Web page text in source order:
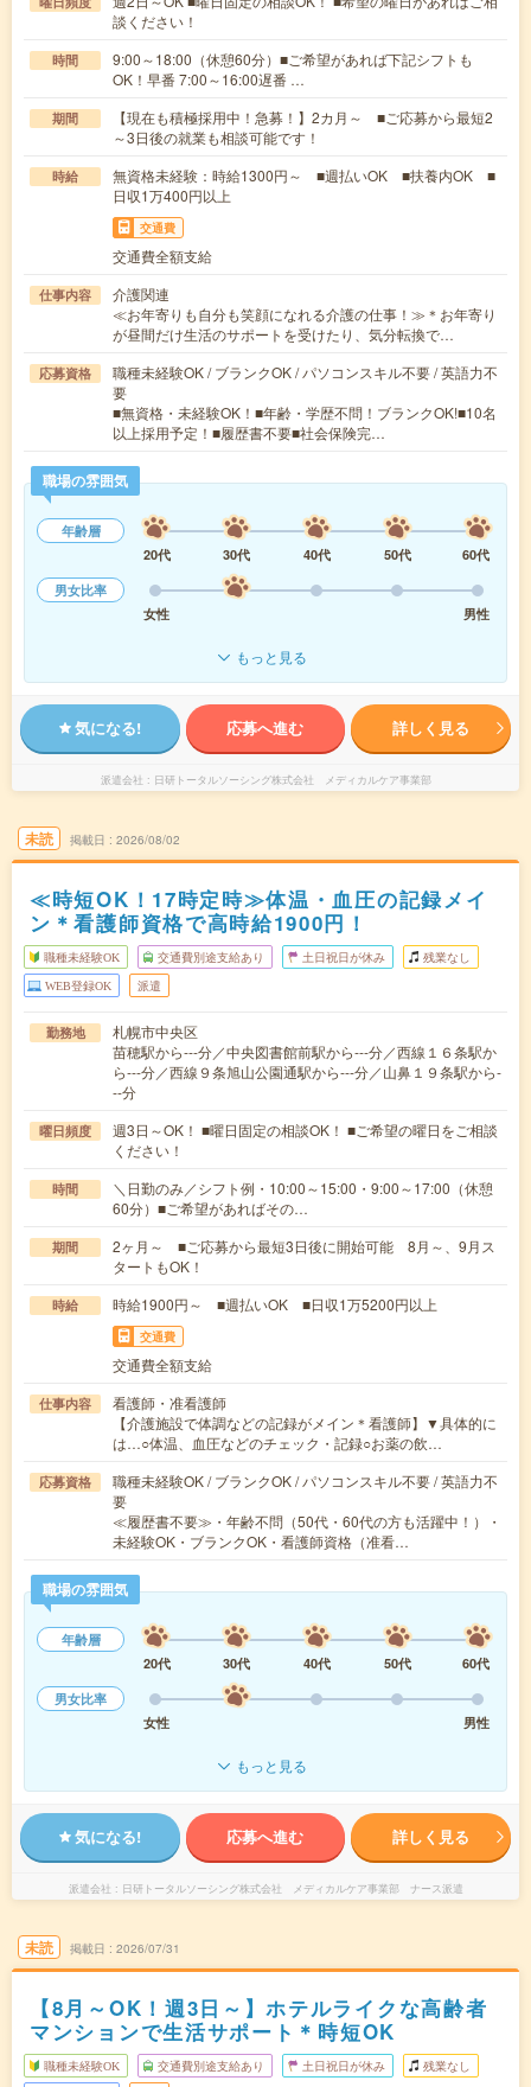
談ください！
時間
9:00～18:00（休憩60分）■ご希望があれば下記シフトも
OK！早番 7:00～16:00遅番 …
期間
【現在も積極採用中！急募！】2カ月～ ■ご応募から最短2
～3日後の就業も相談可能です！
時給
無資格未経験：時給1300円～ ■週払いOK ■扶養内OK ■
日収1万400円以上
交通費
交通費全額支給
仕事内容
介護関連
≪お年寄りも自分も笑顔になれる介護の仕事！≫＊お年寄り
が昼間だけ生活のサポートを受けたり、気分転換で…
応募資格
職種未経験OK / ブランクOK / パソコンスキル不要 / 英語力不
要
■無資格・未経験OK！■年齢・学歴不問！ブランクOK!■10名
以上採用予定！■履歴書不要■社会保険完…
職場の雰囲気
年齢層
20代
30代 40代 50代
60代
男女比率
女性
男性
もっと見る
気になる! 応募へ進む 詳しく見る
派遣会社 日研トータルソーシング株式会社 メディカルケア事業部
未読 掲載日 2026/08/02
≪時短OK！17時定時≫体温・血圧の記録メイ
ン＊看護師資格で高時給1900円！
職種未経験OK 交通費別途支給あり 土日祝日が休み 残業なし
WEB登録OK 派遣
勤務地
札幌市中央区
苗穂駅から---分／中央図書館前駅から---分／西線１６条駅か
ら---分／西線９条旭山公園通駅から---分／山鼻１９条駅から-
--分
曜日頻度
週3日～OK！ ■曜日固定の相談OK！ ■ご希望の曜日をご相談
ください！
時間
＼日勤のみ／シフト例・10:00～15:00・9:00～17:00（休憩
60分）■ご希望があればその…
期間
2ヶ月～ ■ご応募から最短3日後に開始可能 8月～、9月ス
タートもOK！
時給 時給1900円～ ■週払いOK ■日収1万5200円以上
交通費
交通費全額支給
仕事内容
看護師・准看護師
【介護施設で体調などの記録がメイン＊看護師】▼具体的に
は…○体温、血圧などのチェック・記録○お薬の飲…
応募資格
職種未経験OK / ブランクOK / パソコンスキル不要 / 英語力不
要
≪履歴書不要≫・年齢不問（50代・60代の方も活躍中！）・
未経験OK・ブランクOK・看護師資格（准看…
職場の雰囲気
年齢層
20代
30代 40代 50代
60代
男女比率
女性
男性
もっと見る
気になる! 応募へ進む 詳しく見る
派遣会社 日研トータルソーシング株式会社 メディカルケア事業部 ナース派遣
未読 掲載日 2026/07/31
【8月～OK！週3日～】ホテルライクな高齢者
マンションで生活サポート＊時短OK
職種未経験OK 交通費別途支給あり 土日祝日が休み 残業なし